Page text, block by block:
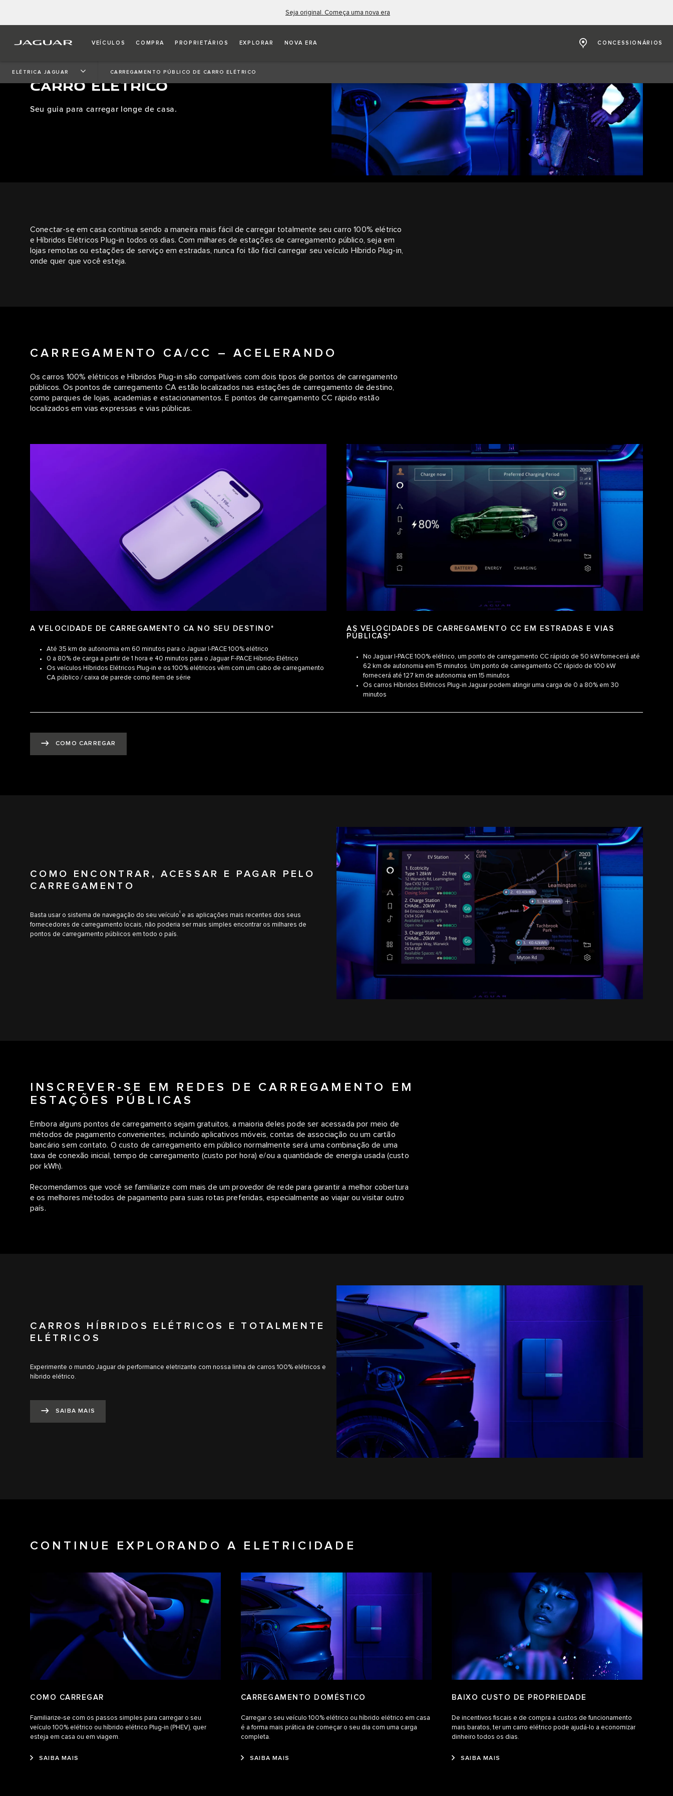
Seja original. Começa uma nova era
VEÍCULOS COMPRA PROPRIETÁRIOS EXPLORAR NOVA ERA CONCESSIONÁRIOS
ELÉTRICA JAGUAR CARREGAMENTO PÚBLICO DE CARRO ELÉTRICO
CARREGAMENTO PÚBLICO DE
CARRO ELÉTRICO
Seu guia para carregar longe de casa.
Conectar-se em casa continua sendo a maneira mais fácil de carregar totalmente seu carro 100% elétrico
e Híbridos Elétricos Plug-in todos os dias. Com milhares de estações de carregamento público, seja em
lojas remotas ou estações de serviço em estradas, nunca foi tão fácil carregar seu veículo Híbrido Plug-in,
onde quer que você esteja.
CARREGAMENTO CA/CC – ACELERANDO
Os carros 100% elétricos e Híbridos Plug-in são compatíveis com dois tipos de pontos de carregamento
públicos. Os pontos de carregamento CA estão localizados nas estações de carregamento de destino,
como parques de lojas, academias e estacionamentos. E pontos de carregamento CC rápido estão
localizados em vias expressas e vias públicas.
A VELOCIDADE DE CARREGAMENTO CA NO SEU DESTINO*
Até 35 km de autonomia em 60 minutos para o Jaguar I‑PACE 100% elétrico
0 a 80% de carga a partir de 1 hora e 40 minutos para o Jaguar F‑PACE Híbrido Elétrico
Os veículos Híbridos Elétricos Plug-in e os 100% elétricos vêm com um cabo de carregamento
CA público / caixa de parede como item de série
AS VELOCIDADES DE CARREGAMENTO CC EM ESTRADAS E VIAS
PÚBLICAS*
No Jaguar I‑PACE 100% elétrico, um ponto de carregamento CC rápido de 50 kW fornecerá até
62 km de autonomia em 15 minutos. Um ponto de carregamento CC rápido de 100 kW
fornecerá até 127 km de autonomia em 15 minutos
Os carros Híbridos Elétricos Plug-in Jaguar podem atingir uma carga de 0 a 80% em 30
minutos
COMO CARREGAR
COMO ENCONTRAR, ACESSAR E PAGAR PELO
CARREGAMENTO
Basta usar o sistema de navegação do seu veículo1 e as aplicações mais recentes dos seus
fornecedores de carregamento locais, não poderia ser mais simples encontrar os milhares de
pontos de carregamento públicos em todo o país.
INSCREVER-SE EM REDES DE CARREGAMENTO EM
ESTAÇÕES PÚBLICAS
Embora alguns pontos de carregamento sejam gratuitos, a maioria deles pode ser acessada por meio de
métodos de pagamento convenientes, incluindo aplicativos móveis, contas de associação ou um cartão
bancário sem contato. O custo de carregamento em público normalmente será uma combinação de uma
taxa de conexão inicial, tempo de carregamento (custo por hora) e/ou a quantidade de energia usada (custo
por kWh).
Recomendamos que você se familiarize com mais de um provedor de rede para garantir a melhor cobertura
e os melhores métodos de pagamento para suas rotas preferidas, especialmente ao viajar ou visitar outro
país.
CARROS HÍBRIDOS ELÉTRICOS E TOTALMENTE
ELÉTRICOS
Experimente o mundo Jaguar de performance eletrizante com nossa linha de carros 100% elétricos e
híbrido elétrico.
SAIBA MAIS
CONTINUE EXPLORANDO A ELETRICIDADE
COMO CARREGAR
Familiarize-se com os passos simples para carregar o seu
veículo 100% elétrico ou híbrido elétrico Plug-in (PHEV), quer
esteja em casa ou em viagem.
SAIBA MAIS
CARREGAMENTO DOMÉSTICO
Carregar o seu veículo 100% elétrico ou híbrido elétrico em casa
é a forma mais prática de começar o seu dia com uma carga
completa.
SAIBA MAIS
BAIXO CUSTO DE PROPRIEDADE
De incentivos fiscais e de compra a custos de funcionamento
mais baratos, ter um carro elétrico pode ajudá-lo a economizar
dinheiro todos os dias.
SAIBA MAIS